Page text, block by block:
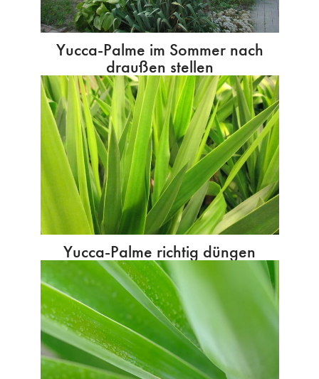
Yucca-Palme im Sommer nach
draußen stellen
Yucca-Palme richtig düngen